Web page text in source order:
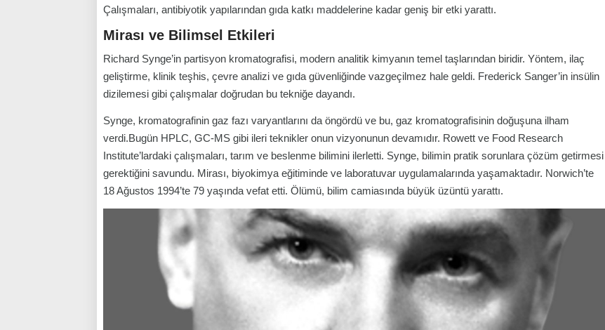
Çalışmaları, antibiyotik yapılarından gıda katkı maddelerine kadar geniş bir etki yarattı.
Mirası ve Bilimsel Etkileri
Richard Synge’in partisyon kromatografisi, modern analitik kimyanın temel taşlarından biridir. Yöntem, ilaç
geliştirme, klinik teşhis, çevre analizi ve gıda güvenliğinde vazgeçilmez hale geldi. Frederick Sanger’in insülin
dizilemesi gibi çalışmalar doğrudan bu tekniğe dayandı.
Synge, kromatografinin gaz fazı varyantlarını da öngördü ve bu, gaz kromatografisinin doğuşuna ilham
verdi.Bugün HPLC, GC-MS gibi ileri teknikler onun vizyonunun devamıdır. Rowett ve Food Research
Institute’lardaki çalışmaları, tarım ve beslenme bilimini ilerletti. Synge, bilimin pratik sorunlara çözüm getirmesi
gerektiğini savundu. Mirası, biyokimya eğitiminde ve laboratuvar uygulamalarında yaşamaktadır. Norwich’te
18 Ağustos 1994’te 79 yaşında vefat etti. Ölümü, bilim camiasında büyük üzüntü yarattı.